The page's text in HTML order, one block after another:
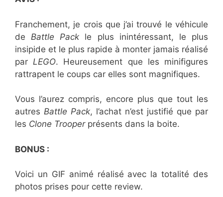
Franchement, je crois que j’ai trouvé le véhicule
de Battle Pack le plus inintéressant, le plus
insipide et le plus rapide à monter jamais réalisé
par LEGO. Heureusement que les minifigures
rattrapent le coups car elles sont magnifiques.
Vous l’aurez compris, encore plus que tout les
autres Battle Pack, l’achat n’est justifié que par
les Clone Trooperprésents dans la boite.
BONUS :
Voici un GIF animé réalisé avec la totalité des
photos prises pour cette review.